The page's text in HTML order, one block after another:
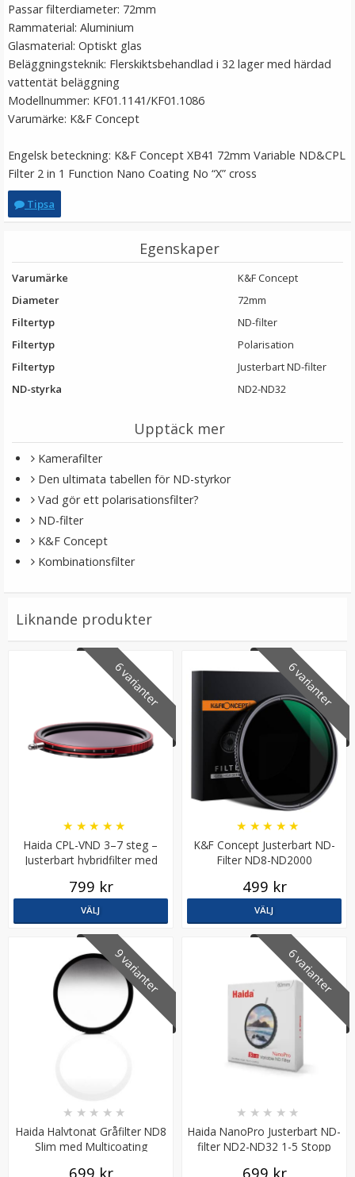
LÄGG I VARUKORG
Step Down Ring 82-77mm - Gör filtergängan mindre
Passar filterdiameter: 72mm
Rammaterial: Aluminium
Glasmaterial: Optiskt glas
Beläggningsteknik: Flerskiktsbehandlad i 32 lager med härdad
vattentät beläggning
Modellnummer: KF01.1141/KF01.1086
Varumärke: K&F Concept
Engelsk beteckning: K&F Concept XB41 72mm Variable ND&CPL
Filter 2 in 1 Function Nano Coating No “X” cross
Tipsa
Egenskaper
Varumärke
K&F Concept
Diameter
72mm
Filtertyp
ND-filter
Filtertyp
Polarisation
Filtertyp
Justerbart ND-filter
ND-styrka
ND2-ND32
Upptäck mer
Kamerafilter
Den ultimata tabellen för ND-styrkor
Vad gör ett polarisationsfilter?
ND-filter
K&F Concept
Kombinationsfilter
Liknande produkter
6 varianter
Haida CPL-VND 3–7 steg –
Justerbart hybridfilter med
★ ★ ★ ★ ★
799 kr
VÄLJ
6 varianter
K&F Concept Justerbart ND-
Filter ND8-ND2000
★ ★ ★ ★ ★
499 kr
VÄLJ
9 varianter
Haida Halvtonat Gråfilter ND8
Slim med Multicoating
★ ★ ★ ★ ★
699 kr
6 varianter
Haida NanoPro Justerbart ND-
filter ND2-ND32 1-5 Stopp
★ ★ ★ ★ ★
699 kr